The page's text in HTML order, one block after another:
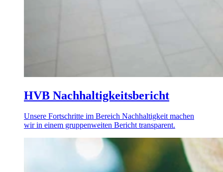
HVB Nachhaltigkeitsbericht
Unsere Fortschritte im Bereich Nachhaltigkeit machen
wir in einem gruppenweiten Bericht transparent.